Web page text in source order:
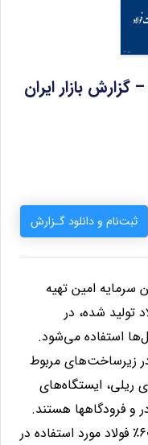
بازار ایران
ثبت‌نام و دانلود گـزارش
امین تهیه
تولید شده، در
استفاده می‌شود.
در زیرساخت‌های مربوط
ریلی، ایستگاه‌های
و فرودگاهها هستند.
٪ فولاد مورد استفاده در